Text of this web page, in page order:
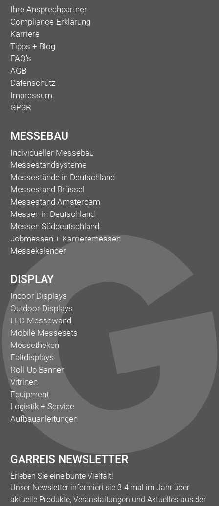
Ihre Ansprechpartner
Compliance-Erklärung
Karriere
Tipps + Blog
FAQ's
AGB
Datenschutz
Impressum
GPSR
MESSEBAU
Individueller Messebau
Messestandsysteme
Messestände in Deutschland
Messestand Brüssel
Messestand Amsterdam
Messen in Deutschland
Messen Süddeutschland
Jobmessen + Karrieremessen
Messekalender
DISPLAY
Indoor Displays
Outdoor Displays
LED Messewand
Mobile Messesets
Messetheken
Faltdisplays
Roll-Up Banner
Vitrinen
Equipment
Logistik + Service
Aufbauanleitungen
GARREIS NEWSLETTER
Erleben Sie eine bunte Vielfalt!
Unser Newsletter informiert sie 3-4 mal im Jahr über
aktuelle Produkte, Veranstaltungen und Aktuelles aus der